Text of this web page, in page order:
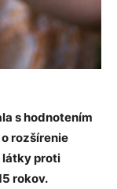
s hodnotením
rozšírenie
látky proti
rokov.